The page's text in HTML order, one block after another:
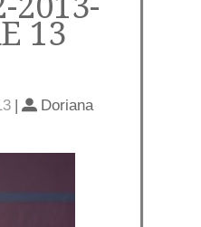
13
|
Doriana